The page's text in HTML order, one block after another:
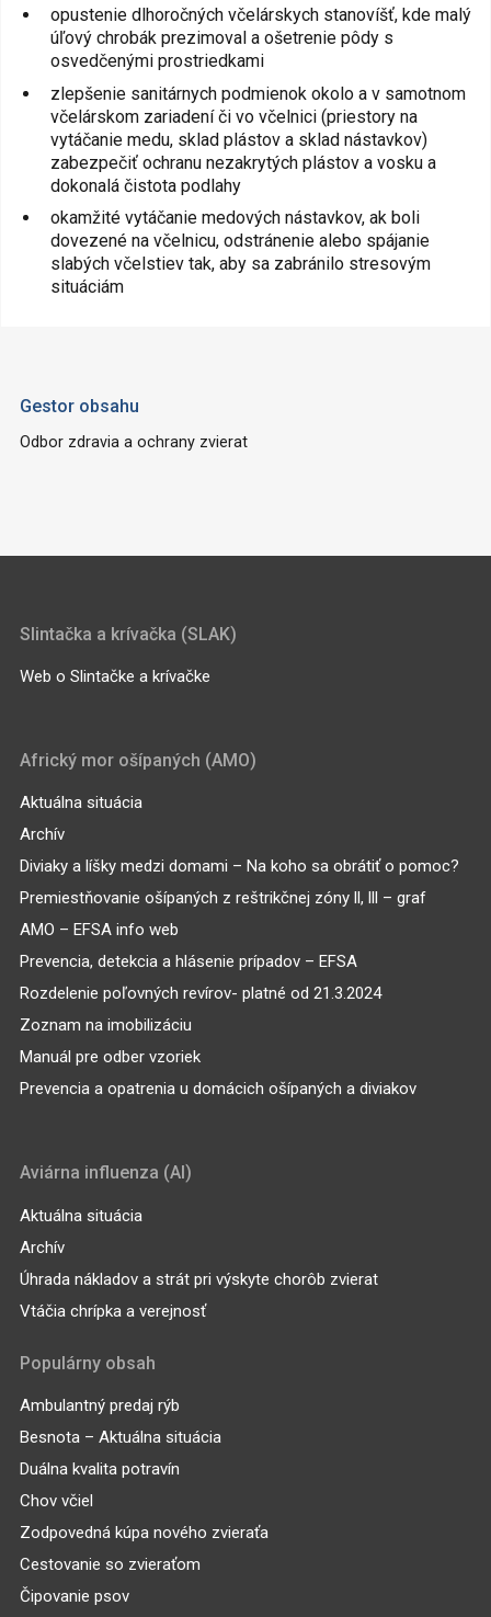
opustenie dlhoročných včelárskych stanovíšť, kde malý
úľový chrobák prezimoval a ošetrenie pôdy s
osvedčenými prostriedkami
zlepšenie sanitárnych podmienok okolo a v samotnom
včelárskom zariadení či vo včelnici (priestory na
vytáčanie medu, sklad plástov a sklad nástavkov)
zabezpečiť ochranu nezakrytých plástov a vosku a
dokonalá čistota podlahy
okamžité vytáčanie medových nástavkov, ak boli
dovezené na včelnicu, odstránenie alebo spájanie
slabých včelstiev tak, aby sa zabránilo stresovým
situáciám
Gestor obsahu
Odbor zdravia a ochrany zvierat
Slintačka a krívačka (SLAK)
Web o Slintačke a krívačke
Africký mor ošípaných (AMO)
Aktuálna situácia
Archív
Diviaky a líšky medzi domami – Na koho sa obrátiť o pomoc?
Premiestňovanie ošípaných z reštrikčnej zóny ll, lll – graf
AMO – EFSA info web
Prevencia, detekcia a hlásenie prípadov – EFSA
Rozdelenie poľovných revírov- platné od 21.3.2024
Zoznam na imobilizáciu
Manuál pre odber vzoriek
Prevencia a opatrenia u domácich ošípaných a diviakov
Aviárna influenza (AI)
Aktuálna situácia
Archív
Úhrada nákladov a strát pri výskyte chorôb zvierat
Vtáčia chrípka a verejnosť
Populárny obsah
Ambulantný predaj rýb
Besnota – Aktuálna situácia
Duálna kvalita potravín
Chov včiel
Zodpovedná kúpa nového zvieraťa
Cestovanie so zvieraťom
Čipovanie psov